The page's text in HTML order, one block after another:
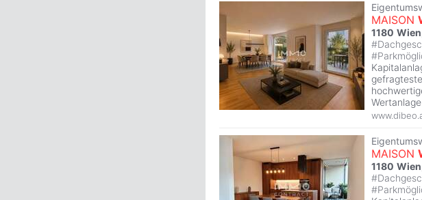
MAISON
1180 Wien
#
#
MAISON
1180 Wien
#
#